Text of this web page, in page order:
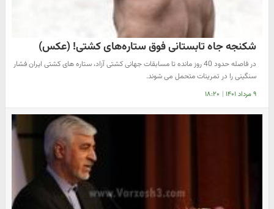
شکنجه جاه تابستانی فوق ستاره‌های کشتی! (عکس)
در فاصله حدود 40 روز مانده تا مسابقات جهانی کشتی آزاد، ستاره های کشتی ایران فشار
سنگینی را در تمرینات متحمل می شوند.
۹ مرداد ۱۴۰۱ | ۱۸:۲۰